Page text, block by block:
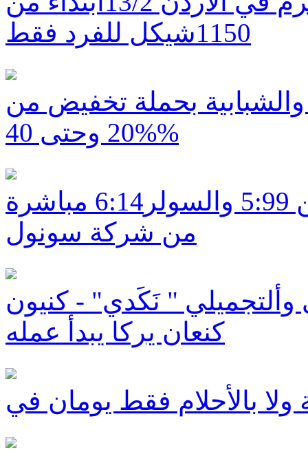
1150شيكل للفرد فقط
والشبابية بحملة تخفيض من
%20 وحتى 40%
ديلك هتسفون ابوسنان: البنزين 5:99 والسولر6:14 مباشرة
من شركة سونول
وألتجميلي " نَكَدي" - كنيون
كنعان يركا يبدأ عمله